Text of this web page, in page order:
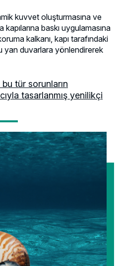
kuvvet oluşturmasına ve
baskı uygulamasına
kalkanı, kapı tarafındaki
yan duvarlara yönlendirerek
tür sorunların
tasarlanmış yenilikçi